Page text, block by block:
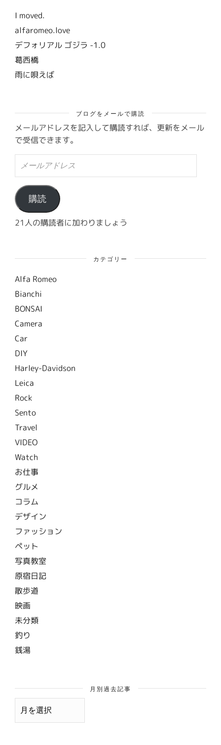
I moved.
alfaromeo.love
デフォリアル ゴジラ -1.0
葛西橋
雨に唄えば
ブログをメールで購読
メールアドレスを記入して購読すれば、更新をメール
で受信できます。
ル
ア
ド
レ
ス
購読
21人の購読者に加わりましょう
カテゴリー
Alfa Romeo
Bianchi
BONSAI
Camera
Car
DIY
Harley-Davidson
Leica
Rock
Sento
Travel
VIDEO
Watch
お仕事
グルメ
コラム
デザイン
ファッション
ペット
写真教室
原宿日記
散歩道
映画
未分類
釣り
銭湯
月別過去記事
月